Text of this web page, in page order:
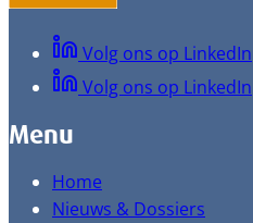
Volg ons op LinkedIn
Volg ons op LinkedIn
Menu
Home
Nieuws & Dossiers